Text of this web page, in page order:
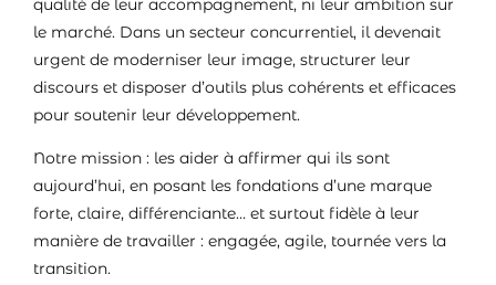
qualité de leur accompagnement, ni leur ambition sur
le marché. Dans un secteur concurrentiel, il devenait
urgent de moderniser leur image, structurer leur
discours et disposer d’outils plus cohérents et efficaces
pour soutenir leur développement.
Notre mission : les aider à affirmer qui ils sont
aujourd’hui, en posant les fondations d’une marque
forte, claire, différenciante… et surtout fidèle à leur
manière de travailler : engagée, agile, tournée vers la
transition.